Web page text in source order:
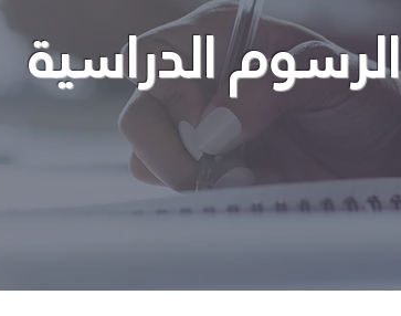
الرسوم الدراسية